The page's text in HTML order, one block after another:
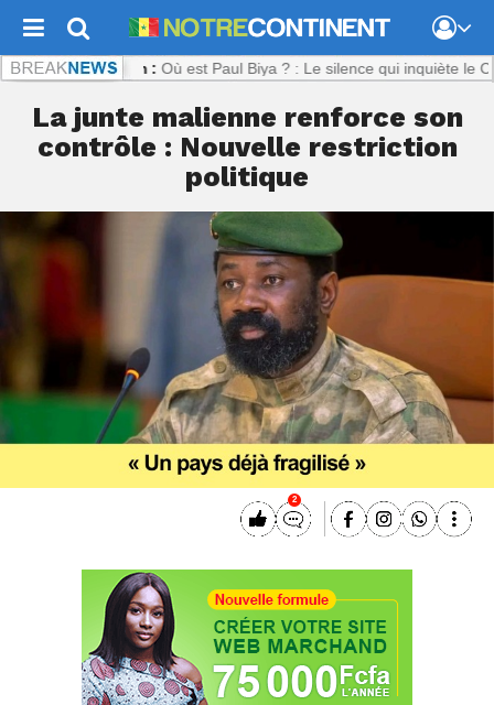
: Où est Paul Biya ? : Le silence qui inquiète le
La junte malienne renforce son
contrôle : Nouvelle restriction
politique
2